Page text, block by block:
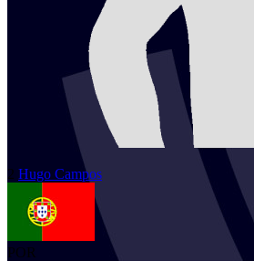
2 Hugo Campos
POR